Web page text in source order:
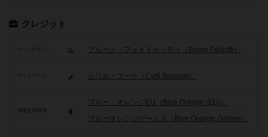
クレジット
ゲームデザイン ブルーノ・フェイドゥッティ（Bruno Faidutti）
アートワーク シリル・ブーケ（Cyril Bouquet）
ブルー・オレンジEU（Blue Orange (EU)）
ブルーオレンジゲームズ（Blue Orange Games）